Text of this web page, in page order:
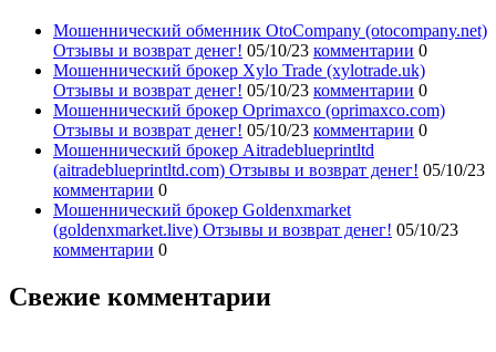
Мошеннический обменник OtoCompany (otocompany.net)
Отзывы и возврат денег! 05/10/23 комментарии 0
Мошеннический брокер Xylo Trade (xylotrade.uk)
Отзывы и возврат денег! 05/10/23 комментарии 0
Мошеннический брокер Oprimaxco (oprimaxco.com)
Отзывы и возврат денег! 05/10/23 комментарии 0
Мошеннический брокер Aitradeblueprintltd
(aitradeblueprintltd.com) Отзывы и возврат денег! 05/10/23
комментарии 0
Мошеннический брокер Goldenxmarket
(goldenxmarket.live) Отзывы и возврат денег! 05/10/23
комментарии 0
Свежие комментарии